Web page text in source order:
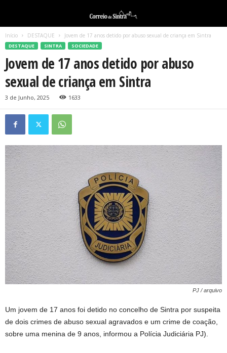
Início DESTAQUE Jovem de 17 anos detido por abuso sexual de criança em Sintra
DESTAQUE SINTRA SOCIEDADE
Jovem de 17 anos detido por abuso
sexual de criança em Sintra
3 de Junho, 2025 1633
PJ / arquivo
Um jovem de 17 anos foi detido no concelho de Sintra por suspeita
de dois crimes de abuso sexual agravados e um crime de coação,
sobre uma menina de 9 anos, informou a Polícia Judiciária PJ).